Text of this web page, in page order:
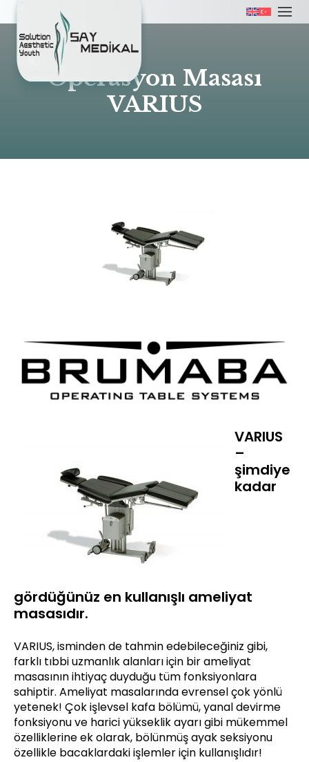
Operasyon Masası
VARIUS
VARIUS
–
şimdiye
kadar
gördüğünüz en kullanışlı ameliyat
masasıdır.
VARIUS, isminden de tahmin edebileceğiniz gibi,
farklı tıbbi uzmanlık alanları için bir ameliyat
masasının ihtiyaç duyduğu tüm fonksiyonlara
sahiptir. Ameliyat masalarında evrensel çok yönlü
yetenek! Çok işlevsel kafa bölümü, yanal devirme
fonksiyonu ve harici yükseklik ayarı gibi mükemmel
özelliklerine ek olarak, bölünmüş ayak seksiyonu
özellikle bacaklardaki işlemler için kullanışlıdır!